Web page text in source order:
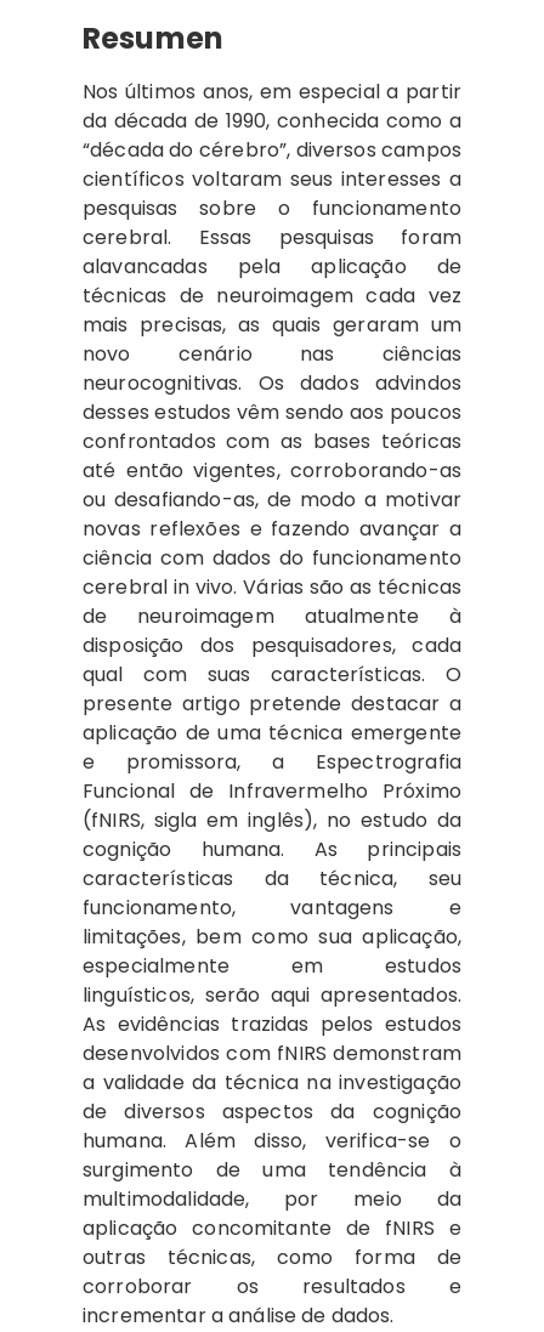
Resumen
Nos últimos anos, em especial a partir
da década de 1990, conhecida como a
“década do cérebro”, diversos campos
científicos voltaram seus interesses a
pesquisas sobre o funcionamento
cerebral. Essas pesquisas foram
alavancadas pela aplicação de
técnicas de neuroimagem cada vez
mais precisas, as quais geraram um
novo cenário nas ciências
neurocognitivas. Os dados advindos
desses estudos vêm sendo aos poucos
confrontados com as bases teóricas
até então vigentes, corroborando-as
ou desafiando-as, de modo a motivar
novas reflexões e fazendo avançar a
ciência com dados do funcionamento
cerebral in vivo. Várias são as técnicas
de neuroimagem atualmente à
disposição dos pesquisadores, cada
qual com suas características. O
presente artigo pretende destacar a
aplicação de uma técnica emergente
e promissora, a Espectrografia
Funcional de Infravermelho Próximo
(fNIRS, sigla em inglês), no estudo da
cognição humana. As principais
características da técnica, seu
funcionamento, vantagens e
limitações, bem como sua aplicação,
especialmente em estudos
linguísticos, serão aqui apresentados.
As evidências trazidas pelos estudos
desenvolvidos com fNIRS demonstram
a validade da técnica na investigação
de diversos aspectos da cognição
humana. Além disso, verifica-se o
surgimento de uma tendência à
multimodalidade, por meio da
aplicação concomitante de fNIRS e
outras técnicas, como forma de
corroborar os resultados e
incrementar a análise de dados.